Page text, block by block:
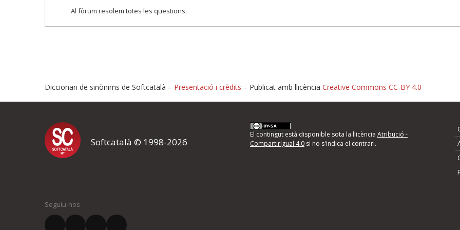
Al fòrum resolem totes les qüestions.
Proposeu-nos millores o informeu d'errors
Si heu trobat un error o voleu proposar alguna millora, ompliu els camps següents i descriviu quina és la millora que
proposeu o l'error del qual voleu informar-nos.
El vostre correu electrònic *
Diccionari de sinònims de Softcatalà – Presentació i crèdits – Publicat amb llicència Creative Commons CC-BY 4.0
Softcatalà © 1998-2026
El contingut està disponible sota la llicència Atribució -
CompartirIgual 4.0si no s'indica el contrari.
Seguiu-nos